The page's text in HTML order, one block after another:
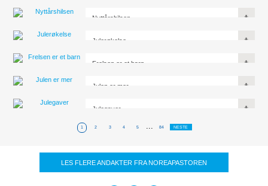
Nyttårshilsen
Julerøkelse
Frelsen er et barn
Julen er mer
Julegaver
1 2 3 4 5 ... 84 NESTE
LES FLERE ANDAKTER FRA NOREAPASTOREN